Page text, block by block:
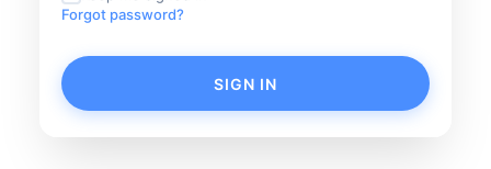
Forgot password?
SIGN IN